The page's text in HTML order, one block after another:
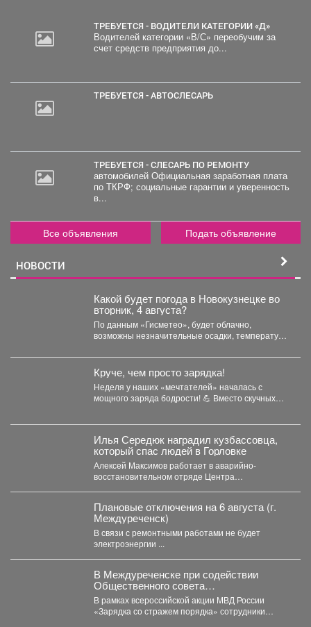
ТРЕБУЕТСЯ - ВОДИТЕЛИ КАТЕГОРИИ «Д»
Водителей категории «В/С» переобучим за
счет средств предприятия до...
ТРЕБУЕТСЯ - АВТОСЛЕСАРЬ
ТРЕБУЕТСЯ - СЛЕСАРЬ ПО РЕМОНТУ
автомобилей Официальная заработная плата
по ТКРФ; социальные гарантии и уверенность
в...
Все объявления Подать объявление
НОВОСТИ
Какой будет погода в Новокузнецке во
вторник, 4 августа?
По данным «Гисметео», будет облачно,
возможны незначительные осадки, температура
Круче, чем просто зарядка!
Неделя у наших «мечтателей» началась с
мощного заряда бодрости! 💪 Вместо скучных
Илья Середюк наградил кузбассовца,
который спас людей в Горловке
Алексей Максимов работает в аварийно-
восстановительном отряде Центра
Плановые отключения на 6 августа (г.
Междуреченск)
В связи с ремонтными работами не будет
электроэнергии ...
В Междуреченске при содействии
Общественного совета
полицейские провели утреннюю зарядку
для детей из лагеря дневного
пребывания
В рамках всероссийской акции МВД России
«Зарядка со стражем порядка» сотрудники